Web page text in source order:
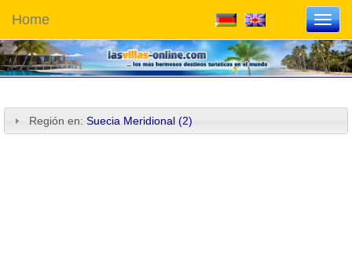
Home
Región en: Suecia Meridional (2)